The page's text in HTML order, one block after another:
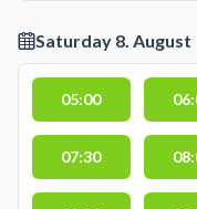
Saturday 8. August
05:00
07:30